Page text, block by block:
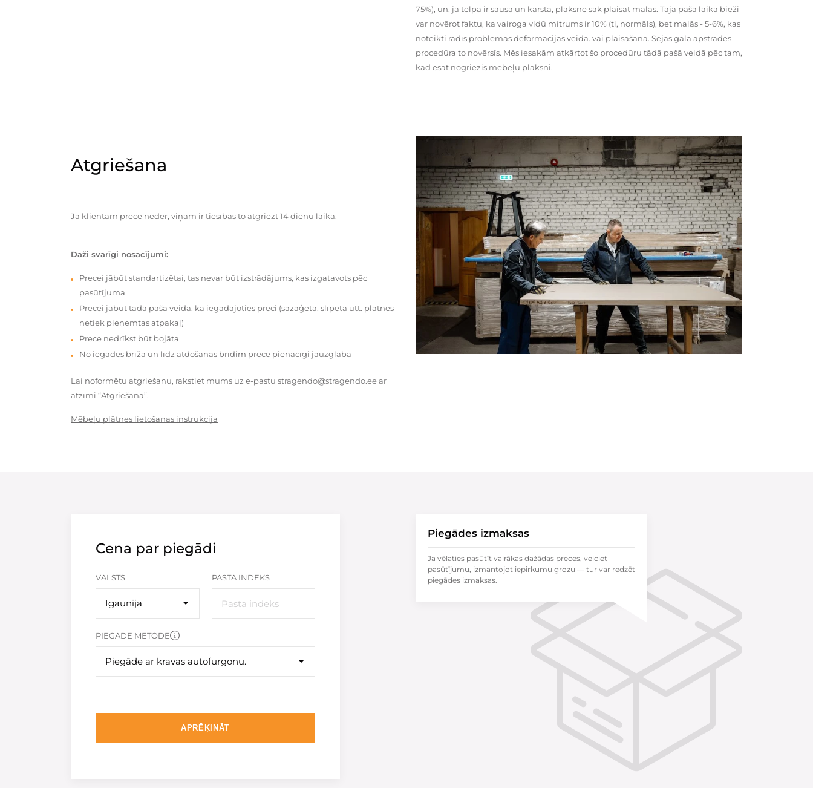
75%), un, ja telpa ir sausa un karsta, plāksne sāk plaisāt malās. Tajā pašā laikā bieži
var novērot faktu, ka vairoga vidū mitrums ir 10% (ti, normāls), bet malās - 5-6%, kas
noteikti radīs problēmas deformācijas veidā. vai plaisāšana. Sejas gala apstrādes
procedūra to novērsīs. Mēs iesakām atkārtot šo procedūru tādā pašā veidā pēc tam,
kad esat nogriezis mēbeļu plāksni.
Atgriešana
Ja klientam prece neder, viņam ir tiesības to atgriezt 14 dienu laikā.
Daži svarīgi nosacījumi:
Precei jābūt standartizētai, tas nevar būt izstrādājums, kas izgatavots pēc
pasūtījuma
Precei jābūt tādā pašā veidā, kā iegādājoties preci (sazāģēta, slīpēta utt. plātnes
netiek pieņemtas atpakaļ)
Prece nedrīkst būt bojāta
No iegādes brīža un līdz atdošanas brīdim prece pienācīgi jāuzglabā
Lai noformētu atgriešanu, rakstiet mums uz e-pastu stragendo@stragendo.ee ar
atzīmi “Atgriešana”.
Mēbeļu plātnes lietošanas instrukcija
Cena par piegādi
VALSTS
Igaunija
PASTA INDEKS
PIEGĀDE METODE
Piegāde ar kravas autofurgonu.
APRĒĶINĀT
Piegādes izmaksas
Ja vēlaties pasūtīt vairākas dažādas preces, veiciet
pasūtījumu, izmantojot iepirkumu grozu — tur var redzēt
piegādes izmaksas.